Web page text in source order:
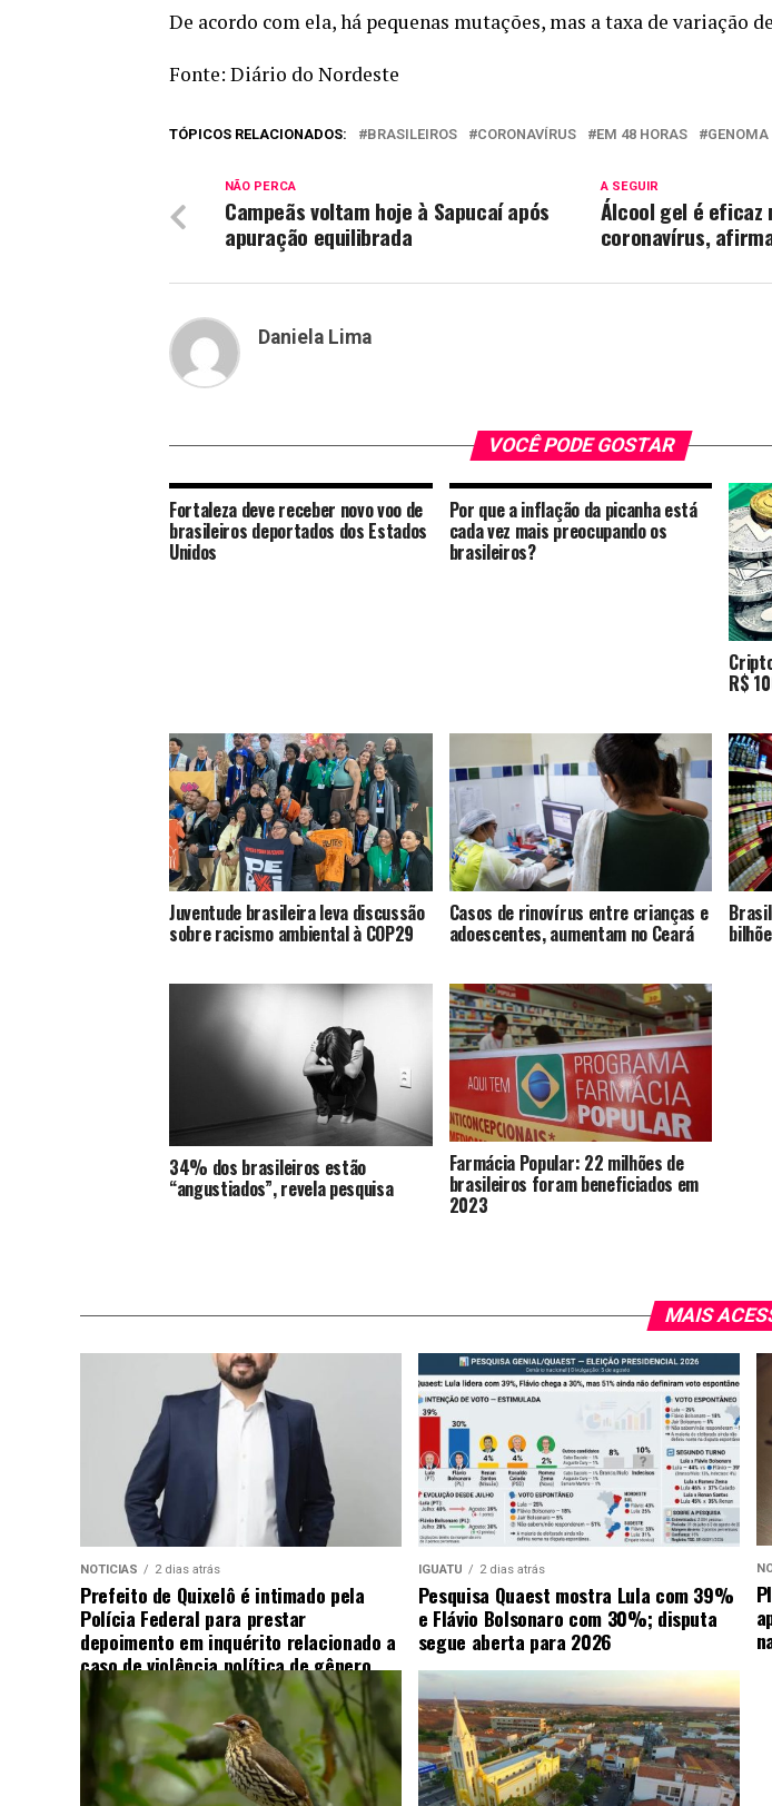
De acordo com ela, há pequenas mutações, mas a taxa de variação
Fonte: Diário do Nordeste
TÓPICOS RELACIONADOS: BRASILEIROS CORONAVÍRUS EM 48 HORAS GENOMA
A SEGUIR
Álcool gel é eficaz
coronavírus,
NÃO PERCA
Campeãs voltam hoje à Sapucaí após
apuração equilibrada
Daniela Lima
VOCÊ PODE GOSTAR
Fortaleza deve receber novo voo de
brasileiros deportados dos Estados
Unidos
Por que a inflação da picanha está
cada vez mais preocupando os
brasileiros?
R$
Juventude brasileira leva discussão
sobre racismo ambiental à COP29
Casos de rinovírus entre crianças e
adoescentes, aumentam no Ceará
34% dos brasileiros estão
“angustiados”, revela pesquisa
Farmácia Popular: 22 milhões de
brasileiros foram beneficiados em
2023
MAIS
NOTICIAS 2 dias atrás
Prefeito de Quixelô é intimado pela
Polícia Federal para prestar
depoimento em inquérito relacionado a
caso de violência política de gênero
IGUATU 2 dias atrás
Pesquisa Quaest mostra Lula com 39%
e Flávio Bolsonaro com 30%; disputa
segue aberta para 2026